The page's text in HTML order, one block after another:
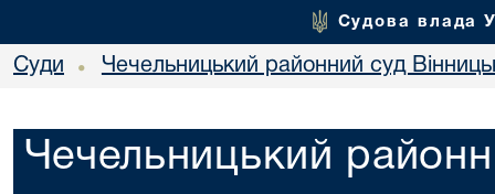
Судова влада
Суди • Чечельницький районний суд
Чечельницький